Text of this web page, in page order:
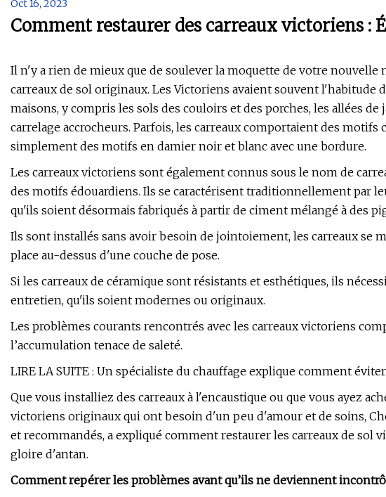
Oct 16, 2023
Comment restaurer des carreaux victoriens :
Il n'y a rien de mieux que de soulever la moquette de votre
carreaux de sol originaux. Les Victoriens avaient souvent l'habitude
maisons, y compris les sols des couloirs et des porches, les allées
carrelage accrocheurs. Parfois, les carreaux comportaient des
simplement des motifs en damier noir et blanc avec une bordure.
Les carreaux victoriens sont également connus sous le nom de
des motifs édouardiens. Ils se caractérisent traditionnellement par
qu'ils soient désormais fabriqués à partir de ciment mélangé à des
Ils sont installés sans avoir besoin de jointoiement, les carreaux se
place au-dessus d'une couche de pose.
Si les carreaux de céramique sont résistants et esthétiques, ils
entretien, qu'ils soient modernes ou originaux.
Les problèmes courants rencontrés avec les carreaux victoriens
l’accumulation tenace de saleté.
LIRE LA SUITE : Un spécialiste du chauffage explique comment
Que vous installiez des carreaux à l'encaustique ou que vous ayez
victoriens originaux qui ont besoin d'un peu d'amour et de soins,
et recommandés, a expliqué comment restaurer les carreaux de sol
gloire d'antan.
Comment repérer les problèmes avant qu’ils ne deviennent